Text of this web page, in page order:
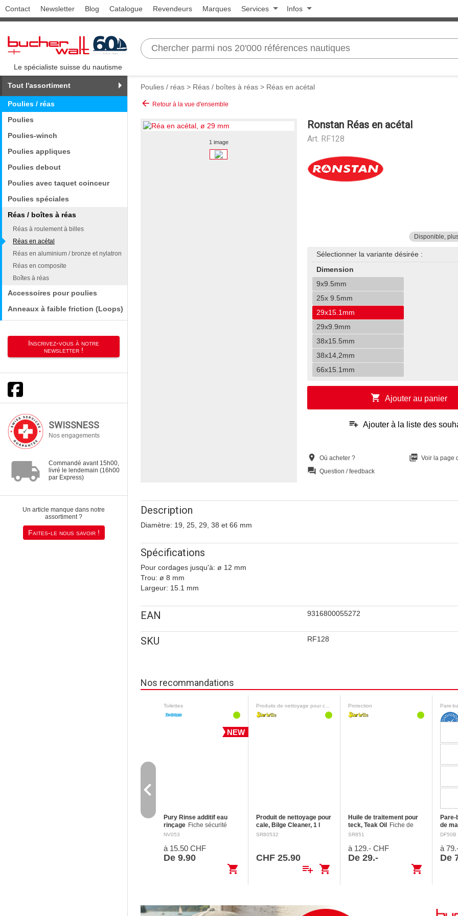
Contact Newsletter Blog Catalogue Revendeurs Marques Services Infos
Le spécialiste suisse du nautisme
Tout l'assortiment
Poulies / réas
Poulies
Poulies-winch
Poulies appliques
Poulies debout
Poulies avec taquet coinceur
Poulies spéciales
Réas / boîtes à réas
Réas à roulement à billes
Réas en acétal
Réas en aluminium / bronze et nylatron
Réas en composite
Boîtes à réas
Accessoires pour poulies
Anneaux à faible friction (Loops)
Inscrivez-vous à notre
newsletter !
SWISSNESS
Nos engagements
local_shipping
Commandé avant 15h00,
livré le lendemain (16h00
par Express)
Un article manque dans notre
assortiment ?
Faites-le nous savoir !
Poulies / réas > Réas / boîtes à réas > Réas en acétal
arrow_back Retour à la vue d'ensemble
1 image
Ronstan Réas en acétal
Art. RF128
Disponible,
Sélectionner la variante désirée :
Dimension
9x9.5mm
25x 9.5mm
29x15.1mm
29x9.9mm
38x15.5mm
38x14,2mm
66x15.1mm
shopping_cart Ajouter au panier
playlist_add Ajouter à la liste des
location_on Où acheter ? picture_as_pdf Voir la page
question_answer Question / feedback
Description
Diamètre: 19, 25, 29, 38 et 66 mm
Spécifications
Pour cordages jusqu'à: ø 12 mm
Trou: ø 8 mm
Largeur: 15.1 mm
EAN 9316800055272
SKU RF128
Nos recommandations
Toilettes
NEW
Pury Rinse additif eau
rinçage Fiche sécurité
Nettoie les réservoirs d'eau
mobiles avec de l'acide
citrique. Assure une odeur
fraîche grâce à l'huile de…
NV053
à 15.50 CHF
De 9.90
shopping_cart
Produit de nettoyage pour
cale, Bilge Cleaner, 1 l
Fiche de données de
H318 Provoque de graves
lésions des yeux. EUH208
SR80532
CHF 25.90
playlist_add shopping_cart
Protection
Huile de traitement pour
teck, Teak Oil Fiche de
données de sécurité
Danger H304 Peut être
mortel en cas d’ingestion et
de pénétration dans les
SR851
à 129.- CHF
De 29.-
shopping_cart
Pare-
Pare-
de
Ø 41
DF50B
à
De
navigate_before